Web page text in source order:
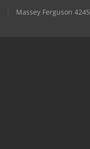
Massey Ferguson 4245